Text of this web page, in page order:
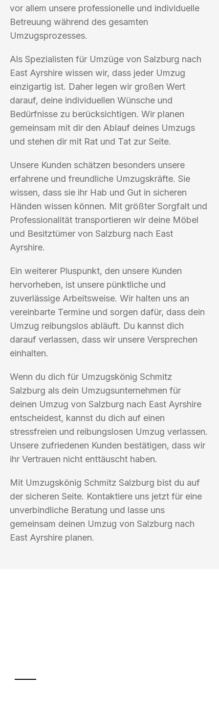
vor allem unsere professionelle und individuelle
Betreuung während des gesamten
Umzugsprozesses.
Als Spezialisten für Umzüge von Salzburg nach
East Ayrshire wissen wir, dass jeder Umzug
einzigartig ist. Daher legen wir großen Wert
darauf, deine individuellen Wünsche und
Bedürfnisse zu berücksichtigen. Wir planen
gemeinsam mit dir den Ablauf deines Umzugs
und stehen dir mit Rat und Tat zur Seite.
Unsere Kunden schätzen besonders unsere
erfahrene und freundliche Umzugskräfte. Sie
wissen, dass sie ihr Hab und Gut in sicheren
Händen wissen können. Mit größter Sorgfalt und
Professionalität transportieren wir deine Möbel
und Besitztümer von Salzburg nach East
Ayrshire.
Ein weiterer Pluspunkt, den unsere Kunden
hervorheben, ist unsere pünktliche und
zuverlässige Arbeitsweise. Wir halten uns an
vereinbarte Termine und sorgen dafür, dass dein
Umzug reibungslos abläuft. Du kannst dich
darauf verlassen, dass wir unsere Versprechen
einhalten.
Wenn du dich für Umzugskönig Schmitz
Salzburg als dein Umzugsunternehmen für
deinen Umzug von Salzburg nach East Ayrshire
entscheidest, kannst du dich auf einen
stressfreien und reibungslosen Umzug verlassen.
Unsere zufriedenen Kunden bestätigen, dass wir
ihr Vertrauen nicht enttäuscht haben.
Mit Umzugskönig Schmitz Salzburg bist du auf
der sicheren Seite. Kontaktiere uns jetzt für eine
unverbindliche Beratung und lasse uns
gemeinsam deinen Umzug von Salzburg nach
East Ayrshire planen.